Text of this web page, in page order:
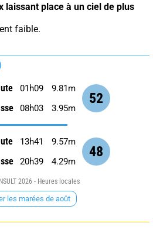
laissant place à un ciel de plus
faible.
52
01h09 9.81m
08h03 3.95m
48
13h41 9.57m
20h39 4.29m
2026 - Heures locales
les marées de août